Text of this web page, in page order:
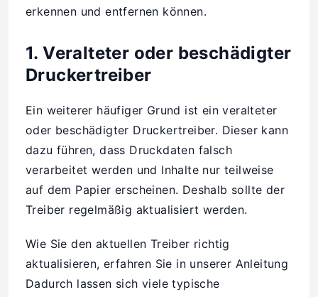
erkennen und entfernen können.
1. Veralteter oder beschädigter
Druckertreiber
Ein weiterer häufiger Grund ist ein veralteter
oder beschädigter Druckertreiber. Dieser kann
dazu führen, dass Druckdaten falsch
verarbeitet werden und Inhalte nur teilweise
auf dem Papier erscheinen. Deshalb sollte der
Treiber regelmäßig aktualisiert werden.
Wie Sie den aktuellen Treiber richtig
aktualisieren, erfahren Sie in unserer Anleitung
Dadurch lassen sich viele typische